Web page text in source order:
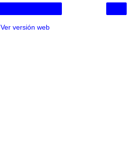
Ver versión web